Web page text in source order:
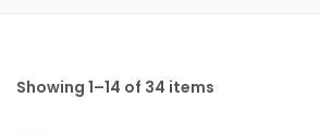
Showing 1–14 of 34 items